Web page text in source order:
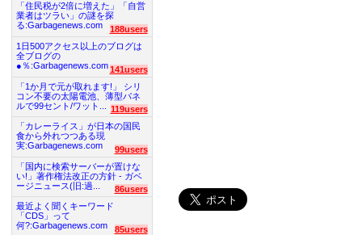
「住民税が2倍に増えた」「自営
業者はツラい」の謎を探
る:Garbagenews.com
188users
1日500アクセス以上のブログは
全ブログの
●％:Garbagenews.com 141users
「1か月で元が取れます!」 シリ
コン不要の太陽電池、薄型パネ
ルで99セント/ワット...
119users
「カレーライス」が日本の国民
食から外れつつある現
実:Garbagenews.com
99users
「国内に検索サーバーが置けな
い!」著作権法改正の方針 - ガベ
ージニュース(旧:過...
86users
最近よく聞くキーワード
「CDS」って
何?:Garbagenews.com
85users